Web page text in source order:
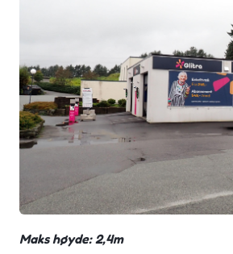
Maks høyde: 2,4m